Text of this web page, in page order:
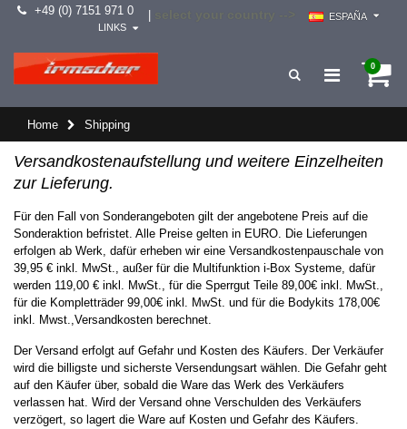
+49 (0) 7151 971 0
ESPAÑA
LINKS
0
Home Shipping
Versandkostenaufstellung und weitere Einzelheiten
zur Lieferung.
Für den Fall von Sonderangeboten gilt der angebotene Preis auf die
Sonderaktion befristet. Alle Preise gelten in EURO. Die Lieferungen
erfolgen ab Werk, dafür erheben wir eine Versandkostenpauschale von
39,95 € inkl. MwSt., außer für die Multifunktion i-Box Systeme, dafür
werden 119,00 € inkl. MwSt., für die Sperrgut Teile 89,00€ inkl. MwSt.,
für die Kompletträder 99,00€ inkl. MwSt. und für die Bodykits 178,00€
inkl. Mwst.,Versandkosten berechnet.
Der Versand erfolgt auf Gefahr und Kosten des Käufers. Der Verkäufer
wird die billigste und sicherste Versendungsart wählen. Die Gefahr geht
auf den Käufer über, sobald die Ware das Werk des Verkäufers
verlassen hat. Wird der Versand ohne Verschulden des Verkäufers
verzögert, so lagert die Ware auf Kosten und Gefahr des Käufers.